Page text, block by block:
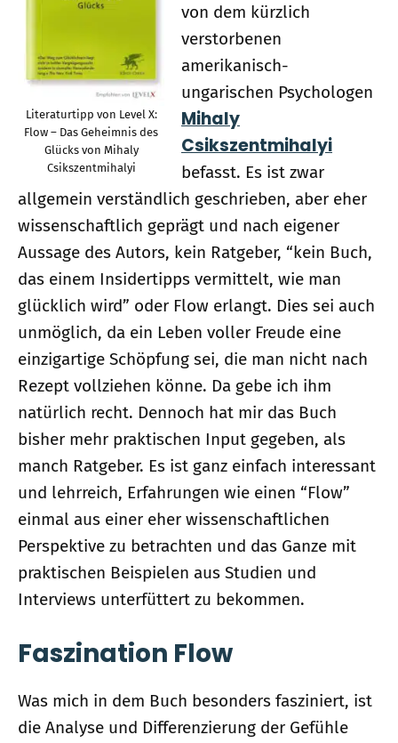
Literaturtipp von Level X:
Flow – Das Geheimnis des
Glücks von Mihaly
Csikszentmihalyi
von dem kürzlich
verstorbenen
amerikanisch-
ungarischen Psychologen
Mihaly
Csikszentmihalyi
befasst. Es ist zwar
allgemein verständlich geschrieben, aber eher
wissenschaftlich geprägt und nach eigener
Aussage des Autors, kein Ratgeber, “kein Buch,
das einem Insidertipps vermittelt, wie man
glücklich wird” oder Flow erlangt. Dies sei auch
unmöglich, da ein Leben voller Freude eine
einzigartige Schöpfung sei, die man nicht nach
Rezept vollziehen könne. Da gebe ich ihm
natürlich recht. Dennoch hat mir das Buch
bisher mehr praktischen Input gegeben, als
manch Ratgeber. Es ist ganz einfach interessant
und lehrreich, Erfahrungen wie einen “Flow”
einmal aus einer eher wissenschaftlichen
Perspektive zu betrachten und das Ganze mit
praktischen Beispielen aus Studien und
Interviews unterfüttert zu bekommen.
Faszination Flow
Was mich in dem Buch besonders fasziniert, ist
die Analyse und Differenzierung der Gefühle